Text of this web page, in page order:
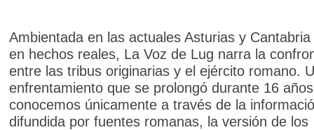
Ambientada en las actuales Asturias y
en hechos reales, La Voz de Lug narra la
entre las tribus originarias y el ejército romano.
enfrentamiento que se prolongó durante 16
conocemos únicamente a través de la
difundida por fuentes romanas, la versión de los